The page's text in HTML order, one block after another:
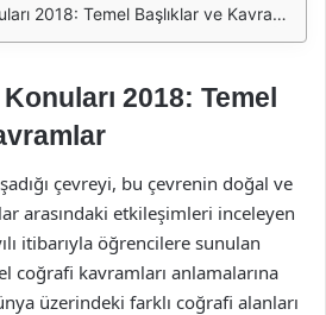
2018: Temel Başlıklar ve Kavramlar
2018: Temel
çevreyi, bu çevrenin doğal ve
arasındaki etkileşimleri inceleyen
itibarıyla öğrencilere sunulan
coğrafi kavramları anlamalarına
üzerindeki farklı coğrafi alanları